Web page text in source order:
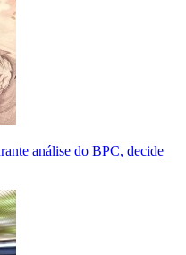
análise do BPC, decide